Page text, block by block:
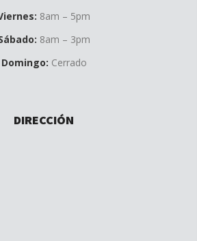
8am – 5pm
8am – 3pm
Domingo: Cerrado
DIRECCIÓN